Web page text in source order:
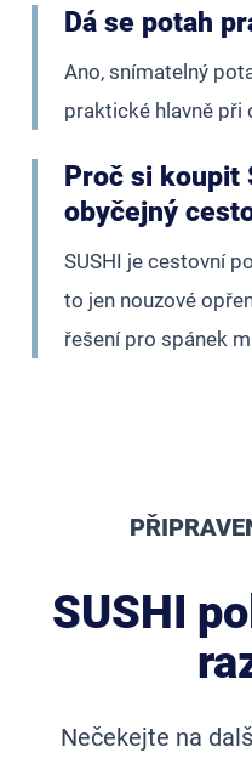
Dá se potah
Ano, snímatelný
praktické hlavně při
Proč si koupit
obyčejný
SUSHI je cestovní
to jen nouzové
řešení pro spánek
SUSHI
Nečekejte na